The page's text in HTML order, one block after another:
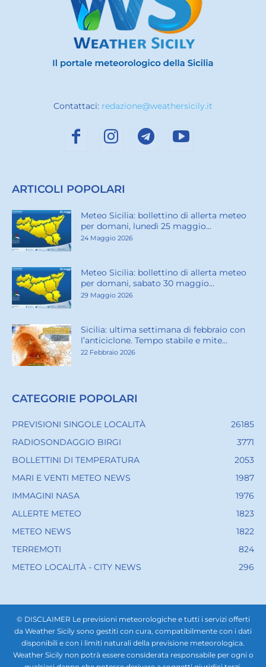
Contattaci: redazione@weathersicily.it
ARTICOLI POPOLARI
Meteo Sicilia: bollettino di allerta meteo
per domani, lunedì 25 maggio...
24 Maggio 2026
Meteo Sicilia: bollettino di allerta meteo
per domani, sabato 30 maggio...
29 Maggio 2026
Sicilia: ultima settimana di febbraio con
l’anticiclone. Tempo stabile e mite...
22 Febbraio 2026
CATEGORIE POPOLARI
PREVISIONI SINGOLE LOCALITÀ
26185
RADIOSONDAGGIO BIRGI
3771
BOLLETTINI DI TEMPERATURA
2053
MARI E VENTI METEO NEWS
1987
IMMAGINI NASA
1976
ALLERTE METEO
1823
METEO NEWS
1822
TERREMOTI
824
METEO LOCALITÀ - CITY NEWS
296
© DISCLAIMER Le previsioni meteorologiche e tutti i servizi offerti
da Weather Sicily sono gestiti con cura, compatibilmente con i dati
disponibili e con i limiti naturali della previsione meteorologica.
Weather Sicily non potrà essere considerata responsabile per ogni o